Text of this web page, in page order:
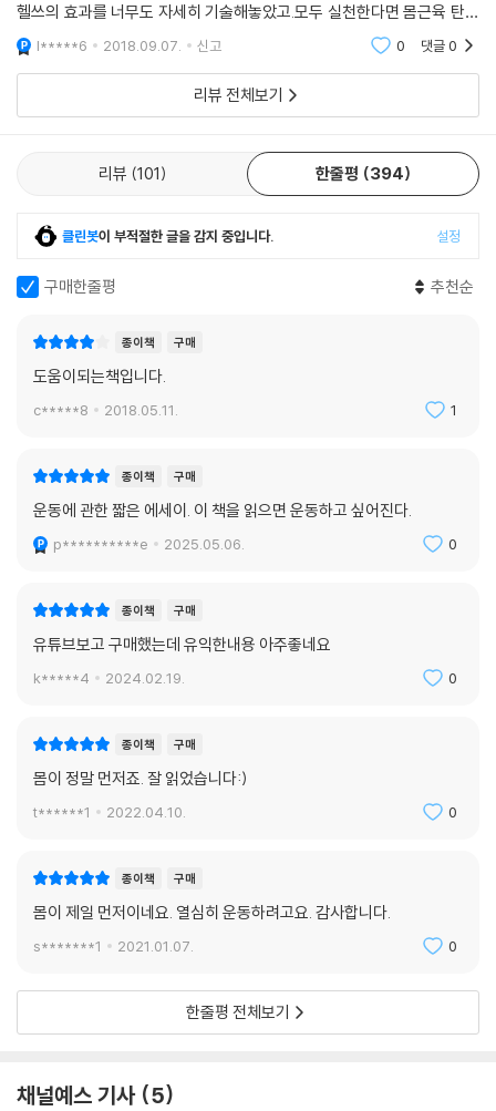
몸을 제대로 만들기 위해서는 정직, 성실, 지식이 필요하다. 몸은 정직하다.
수십 년에 걸쳐 만들어진 몸을 어떻게 두 달 만에 바꿀 수 있겠는가? 발상
자체가 말이 안 된다. 두 달 만에 만든 몸은 두 달 만에 망가질 수 있다. 성실
함이 필요하다. 하루하루 꾸준히 노력해야 한다. 무엇보다 몸에 대한 지식
직이는 것보다는 옳은 방향으로 꾸준히 천천히 움직이는 것이 현명하다.
--- “속도가 아닌 방향이다”에서 (p.114)
몸의 변화를 위해서는 운동 못지않게 먹는 것을 신경 써야 한다. 운동 시간
기 때문이다. 운동의 최대 적은 바로 술이다. 술을 마시면 사실 운동은 도로
아미타불이다. 같이 운동을 시작한 지인은 나와 비슷한 강도로 운동했지만
술을 끊지 못해 별다른 재미를 보지 못했다. 안 한 것보다는 나았지만 투자
--- “꾸준한 운동의 비결”에서 (p.127)
냥 일을 중단하고 쉬면 되는 것 아닌가 생각할 수도 있다. 과연 그럴까? 그
렇지 않다. 쉴 줄 모르는 사람들이 있다. 일 중독자들이다. 내가 생각하는
중독의 정의는 “그칠 줄 모르는 것”이다. 일 중독자는 쉬는 능력을 상실한
--- “쉬는 것도 능력이다”에서 (p.142)
다. 그보다는 얼마나 많은 것으로부터 자유로운가에 달려 있다. 명상과 기
도는 우리에게 자유로움을 준다. 그래서 기도와 명상을 많이 한 사람은 눈
빛이 고요하고 형형하여 보는 것만으로도 사람에게 감동을 준다. “기도는
다”라는 키에르케고르의 말은 사실인 듯싶다. 스마트폰은 많은 것을 주었
지만 동시에 많은 것을 빼앗아 갔다. 그중 하나는 가만히 있는 시간과 기도
--- “자유로움”에서 (p.208)
헬쓰의 효과를 너무도 자세히 기술해놓았고.모두 실천한다면 몸근육 탄탄
해져 건강에 큰도움될것임.강추합니다.모두읽어보시길.실천하시길
l*****6 2018.09.07. 신고 0 댓글0
리뷰 전체보기
리뷰 101 한줄평 394
클린봇이 부적절한 글을 감지 중입니다. 설정
구매한줄평 추천순
종이책 구매
도움이되는책입니다.
c*****8 2018.05.11. 1
종이책 구매
운동에 관한 짧은 에세이. 이 책을 읽으면 운동하고 싶어진다.
p**********e 2025.05.06. 0
종이책 구매
유튜브보고 구매했는데 유익한내용 아주좋네요
k*****4 2024.02.19. 0
종이책 구매
몸이 정말 먼저죠. 잘 읽었습니다:)
t******1 2022.04.10. 0
종이책 구매
몸이 제일 먼저이네요. 열심히 운동하려고요. 감사합니다.
s*******1 2021.01.07. 0
한줄평 전체보기
채널예스 기사 5